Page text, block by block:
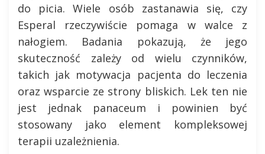
do picia. Wiele osób zastanawia się, czy
Esperal rzeczywiście pomaga w walce z
nałogiem. Badania pokazują, że jego
skuteczność zależy od wielu czynników,
takich jak motywacja pacjenta do leczenia
oraz wsparcie ze strony bliskich. Lek ten nie
jest jednak panaceum i powinien być
stosowany jako element kompleksowej
terapii uzależnienia.